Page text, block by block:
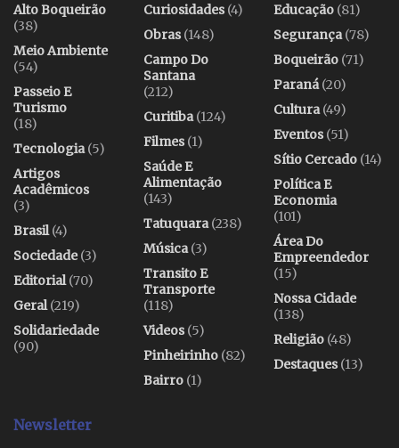
Alto Boqueirão
(38)
Meio Ambiente
(54)
Passeio E
Turismo
(18)
Tecnologia(5)
Artigos
Acadêmicos
(3)
Brasil(4)
Sociedade(3)
Editorial(70)
Geral(219)
Solidariedade
(90)
Curiosidades(4)
Obras(148)
Campo Do
Santana
(212)
Curitiba(124)
Filmes(1)
Saúde E
Alimentação
(143)
Tatuquara(238)
Música(3)
Transito E
Transporte
(118)
Videos(5)
Pinheirinho (82)
Bairro (1)
Educação (81)
Segurança(78)
Boqueirão (71)
Paraná(20)
Cultura(49)
Eventos(51)
Sítio Cercado (14)
Política E
Economia
(101)
Área Do
Empreendedor
(15)
Nossa Cidade
(138)
Religião (48)
Destaques(13)
Newsletter